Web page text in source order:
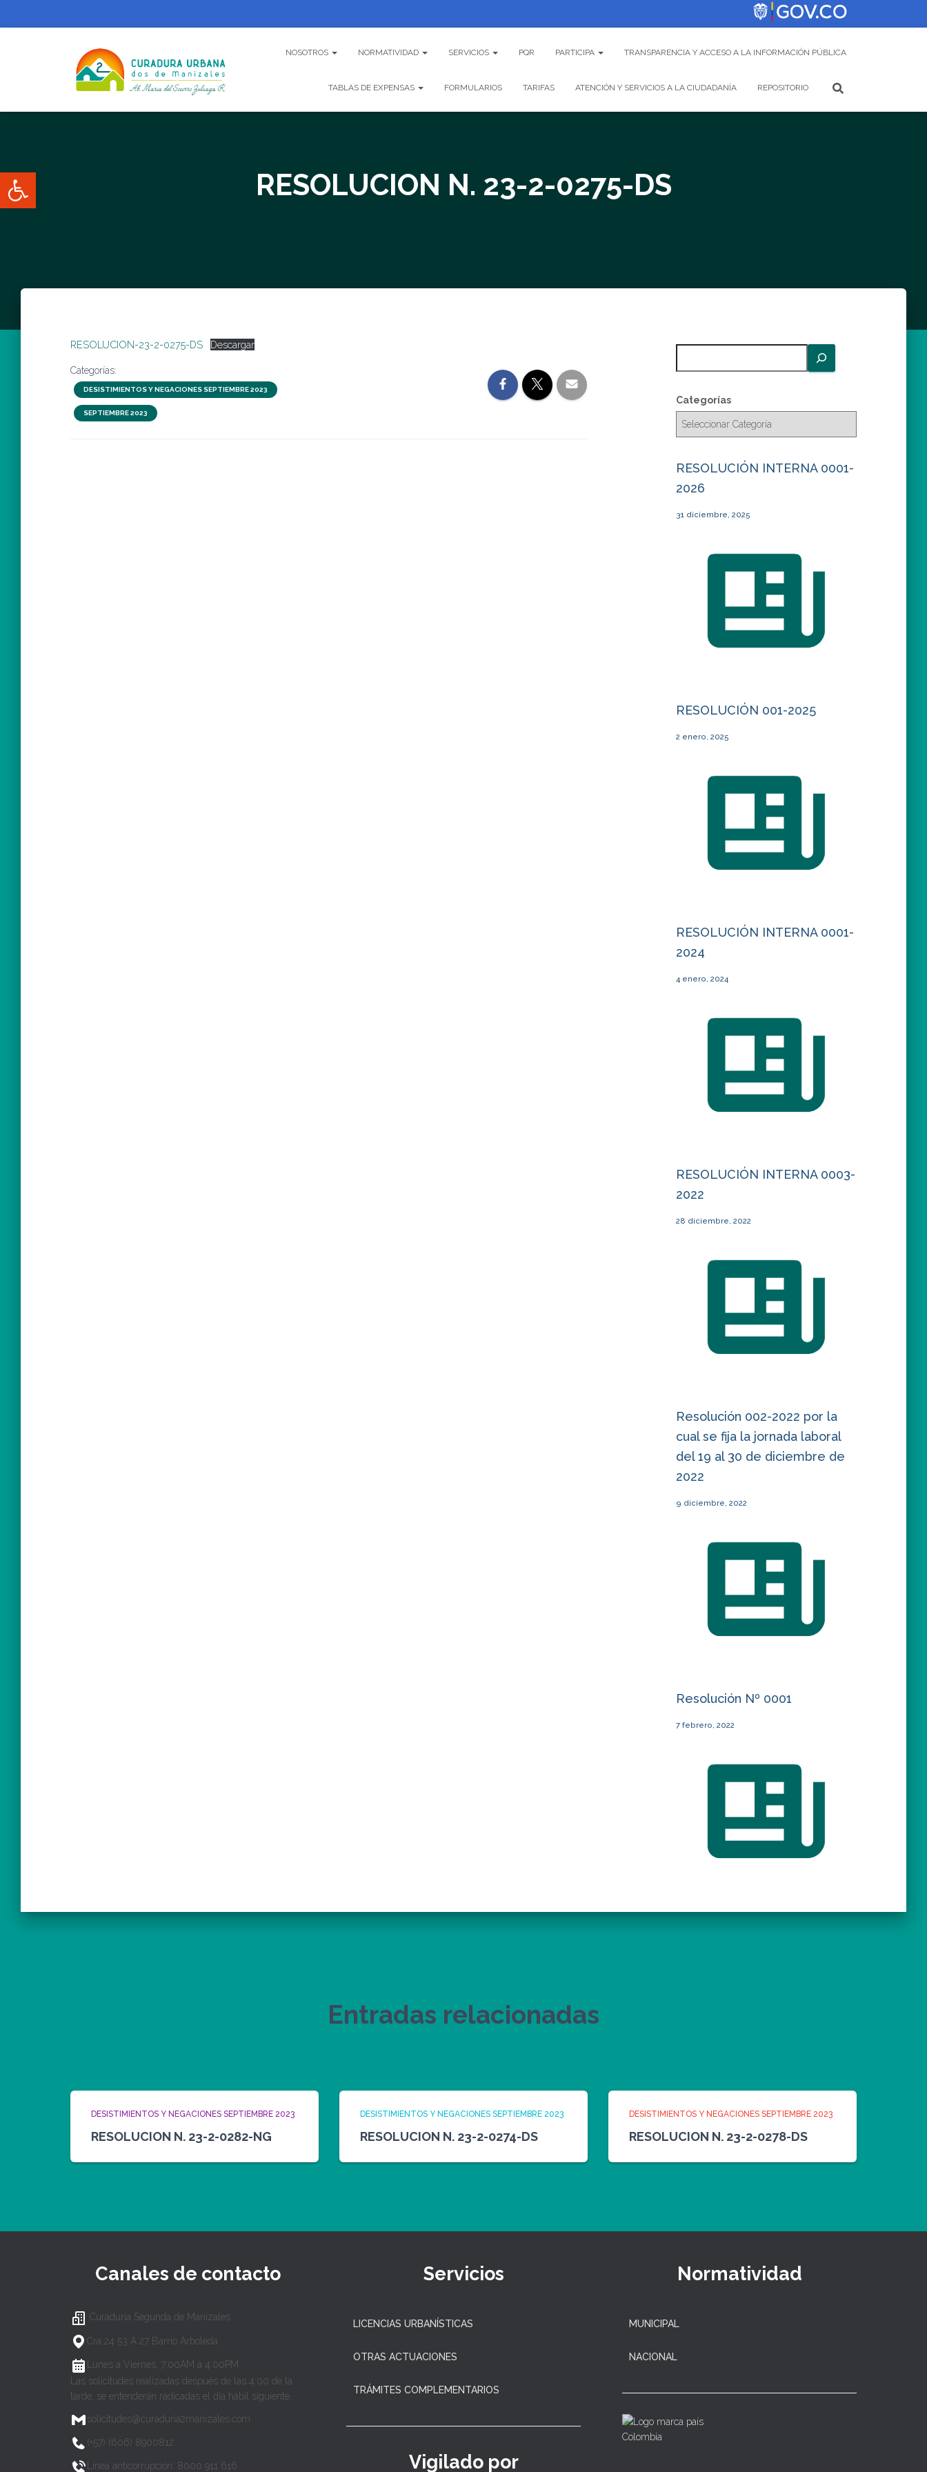
Abrir barra de herramientas
NOSOTROS NORMATIVIDAD SERVICIOS PQR PARTICIPA TRANSPARENCIA Y ACCESO A LA INFORMACIÓN PÚBLICA
TABLAS DE EXPENSAS FORMULARIOS TARIFAS ATENCIÓN Y SERVICIOS A LA CIUDADANÍA REPOSITORIO
RESOLUCION N. 23-2-0275-DS
RESOLUCION-23-2-0275-DS Descargar
Categorías:
DESISTIMIENTOS Y NEGACIONES SEPTIEMBRE 2023
SEPTIEMBRE 2023
c
a
Categorías
RESOLUCIÓN INTERNA 0001-
2026
31 diciembre, 2025
RESOLUCIÓN 001-2025
2 enero, 2025
RESOLUCIÓN INTERNA 0001-
2024
4 enero, 2024
RESOLUCIÓN INTERNA 0003-
2022
28 diciembre, 2022
Resolución 002-2022 por la
cual se fija la jornada laboral
del 19 al 30 de diciembre de
2022
9 diciembre, 2022
Resolución Nº 0001
7 febrero, 2022
Entradas relacionadas
DESISTIMIENTOS Y NEGACIONES SEPTIEMBRE 2023
RESOLUCION N. 23-2-0282-NG
DESISTIMIENTOS Y NEGACIONES SEPTIEMBRE 2023
RESOLUCION N. 23-2-0274-DS
DESISTIMIENTOS Y NEGACIONES SEPTIEMBRE 2023
RESOLUCION N. 23-2-0278-DS
Canales de contacto
Curaduría Segunda de Manizales
Cra 24 53 A 27 Barrio Arboleda
Lunes a Viernes, 7:00AM a 4:00PM
Las solicitudes realizadas después de las 4:00 de la
tarde, se entenderán radicadas el día hábil siguiente.
solicitudes@curaduria2manizales.com
(+57) (606) 8900812
Línea anticorrupción: 8000 911 616
Servicios
LICENCIAS URBANÍSTICAS
OTRAS ACTUACIONES
TRÁMITES COMPLEMENTARIOS
Vigilado por
Normatividad
MUNICIPAL
NACIONAL